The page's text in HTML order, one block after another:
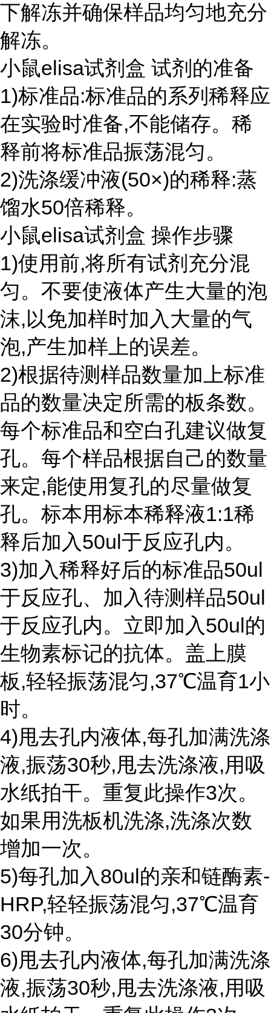
下解冻并确保样品均匀地充分
解冻。
小鼠elisa试剂盒 试剂的准备
1)标准品:标准品的系列稀释应
在实验时准备,不能储存。稀
释前将标准品振荡混匀。
2)洗涤缓冲液(50×)的稀释:蒸
馏水50倍稀释。
小鼠elisa试剂盒 操作步骤
1)使用前,将所有试剂充分混
匀。不要使液体产生大量的泡
沫,以免加样时加入大量的气
泡,产生加样上的误差。
2)根据待测样品数量加上标准
品的数量决定所需的板条数。
每个标准品和空白孔建议做复
孔。每个样品根据自己的数量
来定,能使用复孔的尽量做复
孔。标本用标本稀释液1:1稀
释后加入50ul于反应孔内。
3)加入稀释好后的标准品50ul
于反应孔、加入待测样品50ul
于反应孔内。立即加入50ul的
生物素标记的抗体。盖上膜
板,轻轻振荡混匀,37℃温育1小
时。
4)甩去孔内液体,每孔加满洗涤
液,振荡30秒,甩去洗涤液,用吸
水纸拍干。重复此操作3次。
如果用洗板机洗涤,洗涤次数
增加一次。
5)每孔加入80ul的亲和链酶素-
HRP,轻轻振荡混匀,37℃温育
30分钟。
6)甩去孔内液体,每孔加满洗涤
液,振荡30秒,甩去洗涤液,用吸